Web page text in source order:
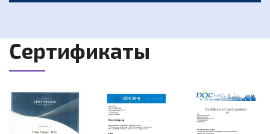
Сертификаты